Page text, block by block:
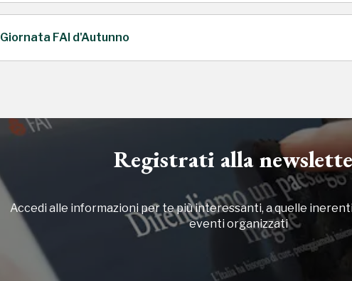
Giornata FAI d'Autunno
Registrati alla
Accedi alle informazioni per te più interessanti, a quelle
eventi organizzati